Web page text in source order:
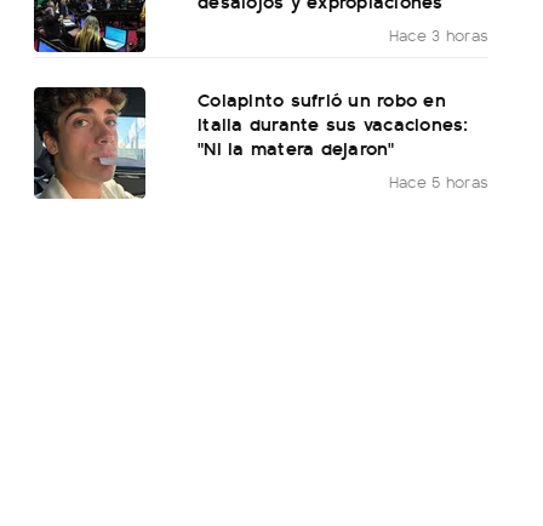
Hace 3 horas
Colapinto sufrió un robo en
Italia durante sus vacaciones:
"Ni la matera dejaron"
Hace 5 horas